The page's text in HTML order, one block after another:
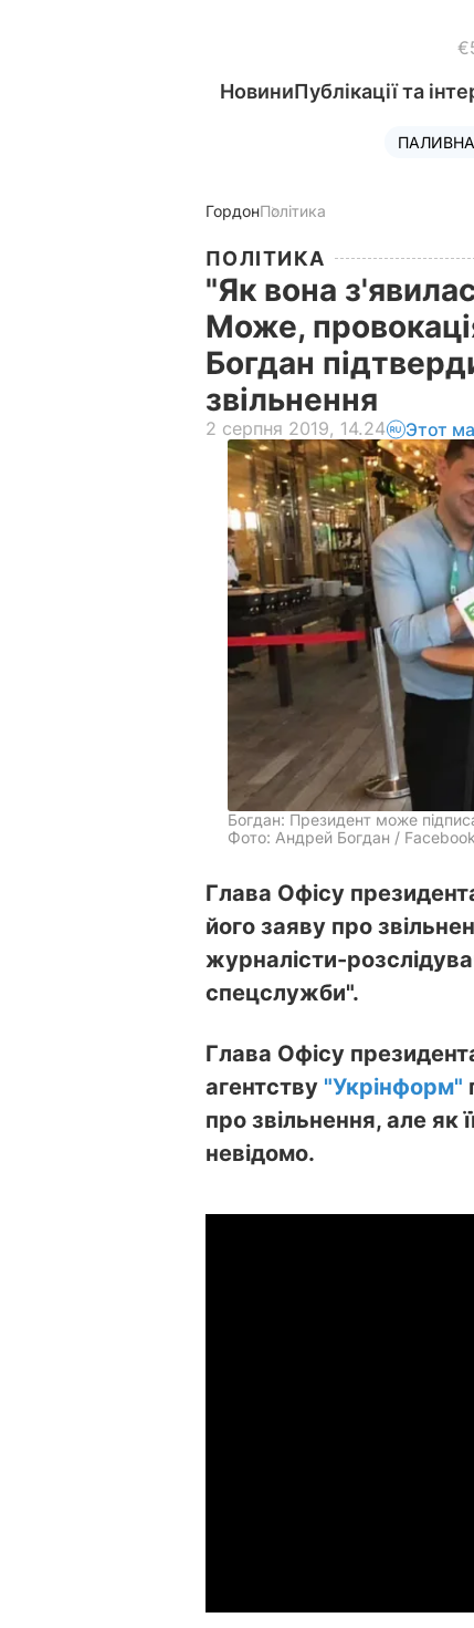
НовиниПублікації та
ГордонПолітика
ПОЛІТИКА
"Як вона
Може,
Богдан
звільнення
2 серпня 2019, 14.24 Этот
Богдан: Президент може
Фото: Андрей Богдан / Facebook
Глава Офісу
його заяву про
журналісти-
спецслужби".
Глава Офісу
агентству "Укрінформ"
про звільнення, але як
невідомо.